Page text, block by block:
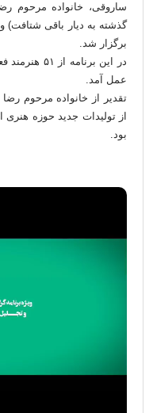
ساروقی، خانواده مرحوم
گذشته به دیار باقی شتافت) و
برگزار شد.
عمل آمد.
تقدیر از خانواده مرحوم
از تولیدات جدید حوزه هنری
بود.